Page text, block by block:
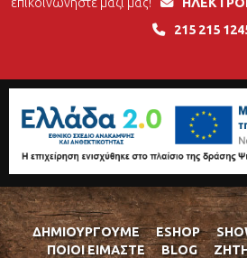
215 215
ΔΗΜΙΟΥΡΓΟΎΜΕ ESHOP
ΠΟΙΟΊ ΕΊΜΑΣΤΕ
BLOG